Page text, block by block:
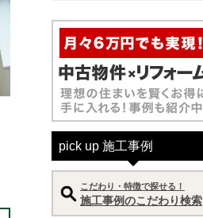
pick up 施工事例
こだわり・特徴で探せる！
施工事例のこだわり検索